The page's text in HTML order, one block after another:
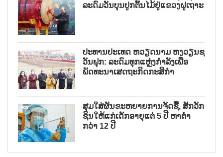
ລະດົມວັນບຸນປູກຕົ້ນໄມ້ຢູ່ແຂວງຝູເຖາະ
ປະທານປະເທດ ຫວຽດນາມ ຫງວຽນຊ
ວັນຟຸກ: ລະດົມທຸກແຫຼ່ງກຳລັງເພື່ອ
ພັດທະນາເສດຖະກິດກະສິກຳ
ສຸມໃສ່ຜັນຂະຫຍາຍການຈັດຊື້, ສັກວັກ
ຊິນໃຫ້ແກ່ເດັກອາຍຸແຕ່ 5 ປີ ຫາຕ່ຳ
ກວ່າ 12 ປີ